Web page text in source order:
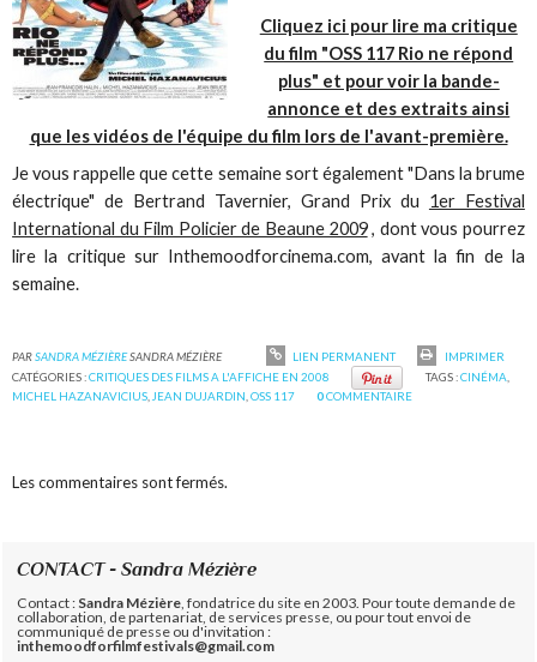
Cliquez ici pour lire ma critique
du film "OSS 117 Rio ne répond
plus" et pour voir la bande-
annonce et des extraits ainsi
que les vidéos de l'équipe du film lors de l'avant-première.
Je vous rappelle que cette semaine sort également "Dans la brume
électrique" de Bertrand Tavernier, Grand Prix du 1er Festival
International du Film Policier de Beaune 2009, dont vous pourrez
lire la critique sur Inthemoodforcinema.com, avant la fin de la
semaine.
PARSANDRA MÉZIÈRESANDRA MÉZIÈRE LIEN PERMANENT
IMPRIMER
CATÉGORIES :CRITIQUES DES FILMS A L'AFFICHE EN 2008 TAGS :CINÉMA
MICHEL HAZANAVICIUS JEAN DUJARDIN ,OSS 117 0COMMENTAIRE
Les commentaires sont fermés.
CONTACT - Sandra Mézière
Contact : Sandra Mézière , fondatrice du site en 2003. Pour toute demande de
collaboration, de partenariat, de services presse, ou pour tout envoi de
communiqué de presse ou d'invitation :
inthemoodforfilmfestivals@gmail.com